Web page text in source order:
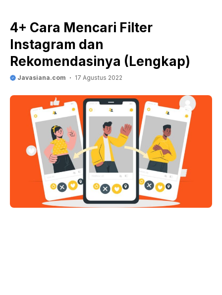
4+ Cara Mencari Filter
Instagram dan
Rekomendasinya (Lengkap)
Javasiana.com 17 Agustus 2022